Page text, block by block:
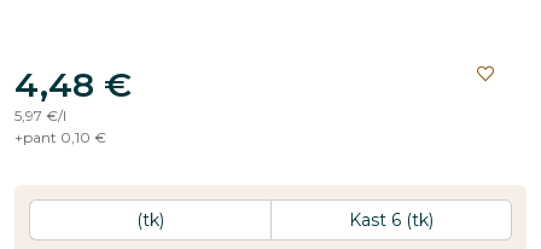
4,48 €
5,97 €/l
+pant 0,10 €
Ühik (tk) Kast 6 (tk)